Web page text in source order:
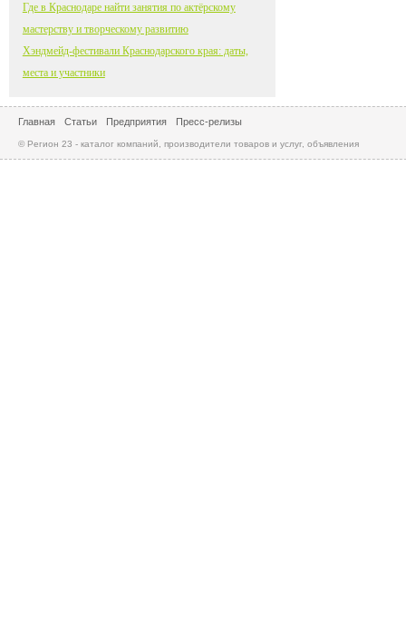
Где в Краснодаре найти занятия по актёрскому
мастерству и творческому развитию
Хэндмейд-фестивали Краснодарского края: даты,
места и участники
Главная Статьи Предприятия Пресс-релизы
© Регион 23 - каталог компаний, производители товаров и услуг, объявления